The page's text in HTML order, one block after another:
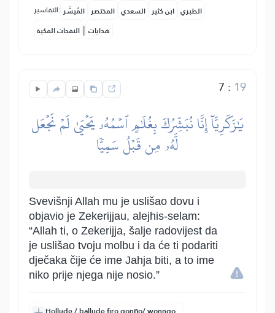
التفاسير: المُيسَّر المختصر السعدي ابن كثير الطبري
النفحات المكية | هدايات
7 : 19
يَٰزَكَرِيَّآ إِنَّا نُبَشِّرُكَ بِغُلَٰمٍ ٱسۡمُهُۥ يَحۡيَىٰ لَمۡ نَجۡعَل
لَّهُۥ مِن قَبۡلُ سَمِيّٗا
Svevišnji Allah mu je uslišao dovu i
objavio je Zekerijjau, alejhis-selam:
“Allah ti, o Zekerijja, šalje radovijest da
je uslišao tvoju molbu i da će ti podariti
dječaka čije će ime Jahja biti, a to ime
niko prije njega nije nosio.”